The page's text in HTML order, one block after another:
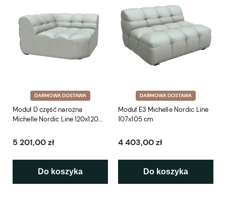
DARMOWA DOSTAWA
Moduł D część narożna
Michelle Nordic Line 120x120
5 201,00 zł
Do koszyka
DARMOWA DOSTAWA
Moduł E3 Michelle Nordic Line
107x105 cm
4 403,00 zł
Do koszyka